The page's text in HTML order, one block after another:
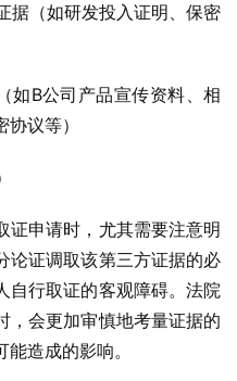
据（如研发投入证明、保密
如B公司产品宣传资料、相
议等）
证申请时，尤其需要注意明
论证调取该第三方证据的必
自行取证的客观障碍。法院
，会更加审慎地考量证据的
造成的影响。